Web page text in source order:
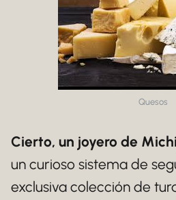
Quesos
Cierto, un joyero de
un curioso sistema de
exclusiva colección de